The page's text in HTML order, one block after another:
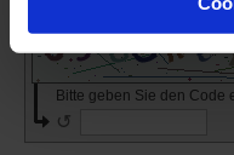
Bitte geben Sie den Code
↺